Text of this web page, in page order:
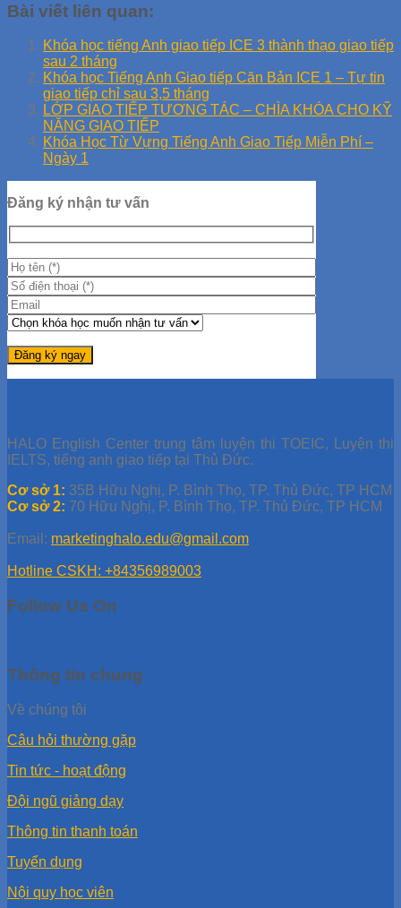
Bài viết liên quan:
Khóa học tiếng Anh giao tiếp ICE 3 thành thạo giao tiếp
sau 2 tháng
Khóa học Tiếng Anh Giao tiếp Căn Bản ICE 1 – Tự tin
giao tiếp chỉ sau 3,5 tháng
LỚP GIAO TIẾP TƯƠNG TÁC – CHÌA KHÓA CHO KỸ
NĂNG GIAO TIẾP
Khóa Học Từ Vựng Tiếng Anh Giao Tiếp Miễn Phí –
Ngày 1
Đăng ký nhận tư vấn
HALO English Center trung tâm luyện thi TOEIC, Luyện thi
IELTS, tiếng anh giao tiếp tại Thủ Đức.
Cơ sở 1: 35B Hữu Nghị, P. Bình Thọ, TP. Thủ Đức, TP HCM
Cơ sở 2: 70 Hữu Nghị, P. Bình Thọ, TP. Thủ Đức, TP HCM
Email: marketinghalo.edu@gmail.com
Hotline CSKH: +84356989003
Follow Us On
Thông tin chung
Về chúng tôi
Câu hỏi thường gặp
Tin tức - hoạt động
Đội ngũ giảng dạy
Thông tin thanh toán
Tuyển dụng
Nội quy học viên